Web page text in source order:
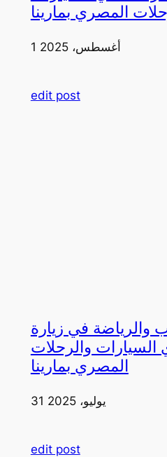
المصري بمارينا
1 أغسطس، 2025
edit post
والرياضة في زيارة
السيارات والرحلات
المصري بمارينا
31 يوليو، 2025
edit post